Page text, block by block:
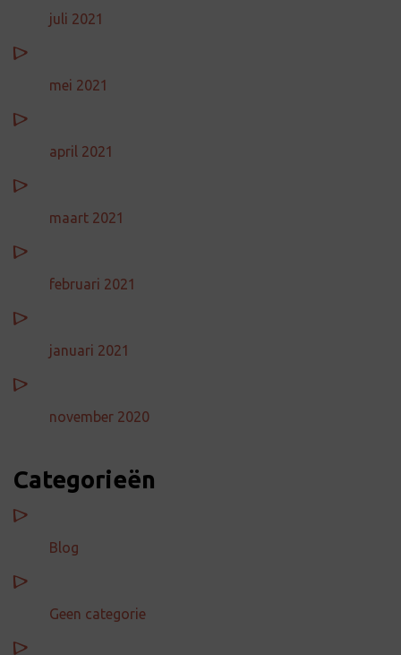
juli 2021
mei 2021
april 2021
maart 2021
februari 2021
januari 2021
november 2020
Categorieën
Blog
Geen categorie